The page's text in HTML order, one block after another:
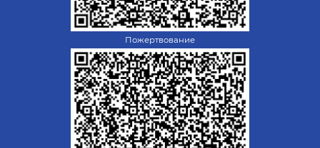
Пожертвование